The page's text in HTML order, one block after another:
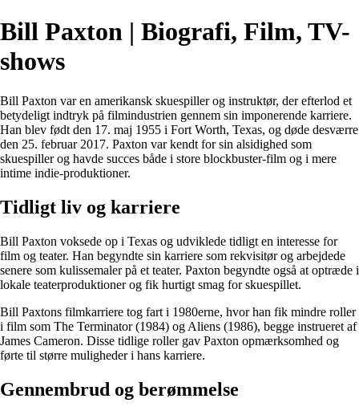
Bill Paxton | Biografi, Film, TV-
shows
Bill Paxton var en amerikansk skuespiller og instruktør, der efterlod et
betydeligt indtryk på filmindustrien gennem sin imponerende karriere.
Han blev født den 17. maj 1955 i Fort Worth, Texas, og døde desværre
den 25. februar 2017. Paxton var kendt for sin alsidighed som
skuespiller og havde succes både i store blockbuster-film og i mere
intime indie-produktioner.
Tidligt liv og karriere
Bill Paxton voksede op i Texas og udviklede tidligt en interesse for
film og teater. Han begyndte sin karriere som rekvisitør og arbejdede
senere som kulissemaler på et teater. Paxton begyndte også at optræde i
lokale teaterproduktioner og fik hurtigt smag for skuespillet.
Bill Paxtons filmkarriere tog fart i 1980erne, hvor han fik mindre roller
i film som The Terminator (1984) og Aliens (1986), begge instrueret af
James Cameron. Disse tidlige roller gav Paxton opmærksomhed og
førte til større muligheder i hans karriere.
Gennembrud og berømmelse